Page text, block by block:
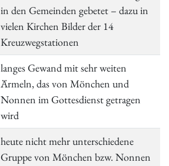
in den Gemeinden gebetet – dazu in
vielen Kirchen Bilder der 14
Kreuzwegstationen
langes Gewand mit sehr weiten
Ärmeln, das von Mönchen und
Nonnen im Gottesdienst getragen
wird
heute nicht mehr unterschiedene
Gruppe von Mönchen bzw. Nonnen